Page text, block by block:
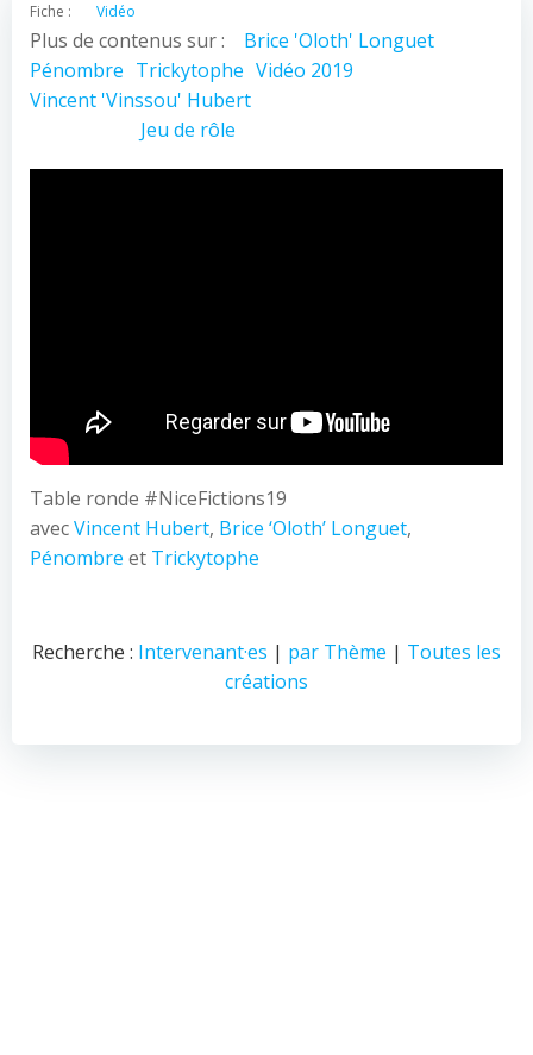
Fiche : Vidéo
Plus de contenus sur :
Brice 'Oloth' Longuet
Pénombre Trickytophe Vidéo 2019
Vincent 'Vinssou' Hubert
Jeu de rôle
Table ronde #NiceFictions19
avecVincent Hubert, Brice ‘Oloth’ Longuet,
Pénombre et Trickytophe
Recherche : Intervenant·es | par Thème | Toutes les
créations